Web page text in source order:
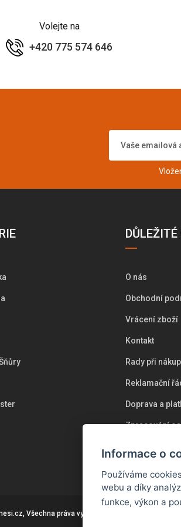
Volejte na
+420 775 574 646
O nás
Obchodní
Vrácení zboží
Kontakt
Rady při
Reklamační
Doprava a
Zpracování
, Všechna práva vyhrazena.
Informace o
Používáme
webu a díky
funkce, výkon a